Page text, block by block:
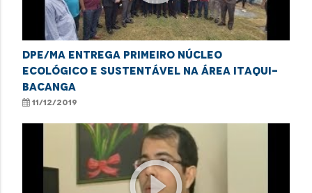
DPE/MA entrega primeiro núcleo
ecológico e sustentável na área Itaqui-
Bacanga
11/12/2019